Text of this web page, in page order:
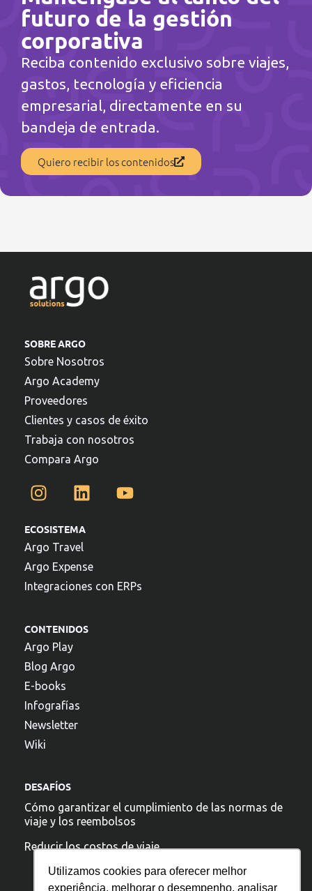
Utilizamos cookies para oferecer melhor
experiência, melhorar o desempenho, analisar
futuro de la gestión
corporativa
Reciba contenido exclusivo sobre viajes,
gastos, tecnología y eficiencia
empresarial, directamente en su
bandeja de entrada.
Quiero recibir los contenidos
SOBRE ARGO
Sobre Nosotros
Argo Academy
Proveedores
Clientes y casos de éxito
Trabaja con nosotros
Compara Argo
ECOSISTEMA
Argo Travel
Argo Expense
Integraciones con ERPs
CONTENIDOS
Argo Play
Blog Argo
E-books
Infografías
Newsletter
Wiki
DESAFÍOS
Cómo garantizar el cumplimiento de las normas de
viaje y los reembolsos
Reducir los costos de viaje